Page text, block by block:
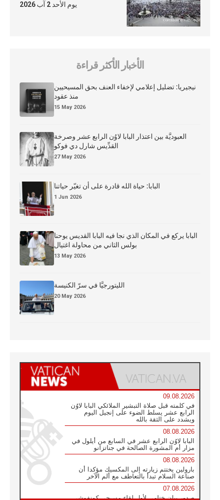
يوم الأحد 2 آب 2026
الأخبار الأكثر قراءة
نيجيريا: تضليل إعلامي لإخفاء العنف بحق المسيحيين
منذ عقود
15 May 2026
العبوديَّة بين اعتذار البابا لاوُن الرابع عشر وصرخة
القدِّيس شارل دي فوكو
27 May 2026
البابا: حياة الله قادرة على أن تغيّر حياتنا
1 Jun 2026
البابا يركع في المكان الذي نجا فيه البابا القديس يوحنا
بولس الثاني من محاولة اغتيال
13 May 2026
الليتورجيَّا في سرّ الكنيسة
20 May 2026
09.08.2026
في كلمته قبل صلاة التبشير الملائكي البابا لاوُن
الرابع عشر يسلط الضوء على إنجيل اليوم
ويشدد على الثقة بالله
08.08.2026
البابا لاوُن الرابع عشر في السابع من أيلول في
مزار أم المشورة الصالحة في جناتزانو
08.08.2026
بارولين يختتم زيارته إلى المكسيك مؤكدا أن
صناعة السلام تبدأ بالتعاطف مع ألم الآخر
07.08.2026
صدور بيان ختامي لأول لقاء مسيحي كونفوشي